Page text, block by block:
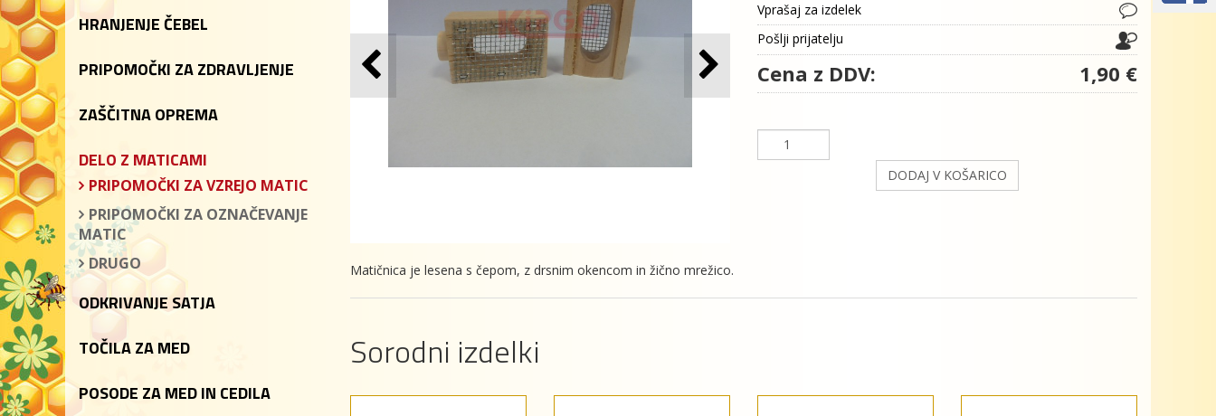
HRANJENJE ČEBEL
PRIPOMOČKI ZA ZDRAVLJENJE
ZAŠČITNA OPREMA
DELO Z MATICAMI
PRIPOMOČKI ZA VZREJO MATIC
PRIPOMOČKI ZA OZNAČEVANJE
MATIC
DRUGO
ODKRIVANJE SATJA
TOČILA ZA MED
POSODE ZA MED IN CEDILA
Vprašaj za izdelek
Pošlji prijatelju
Cena z DDV: 1,90 €
DODAJ V KOŠARICO
Matičnica je lesena s čepom, z drsnim okencom in žično mrežico.
Sorodni izdelki